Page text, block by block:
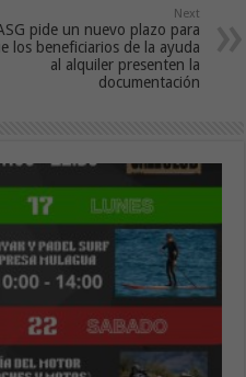
Next
pide un nuevo plazo para
los beneficiarios de la ayuda
al alquiler presenten la
documentación